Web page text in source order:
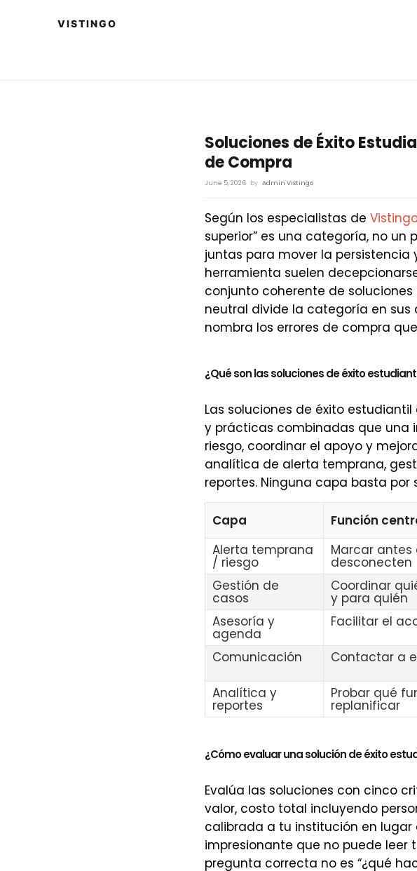
Soluciones de Éxito
de Compra
June 5, 2026 by Admin Vistingo
Según los especialistas de
superior” es una categoría, no
juntas para mover la persistencia
herramienta suelen
conjunto coherente de
neutral divide la categoría en sus
nombra los errores de compra
¿Qué son las soluciones de éxito
Las soluciones de éxito
y prácticas combinadas que una
riesgo, coordinar el apoyo y
analítica de alerta temprana,
reportes. Ninguna capa basta
Capa Función
Alerta temprana
/ riesgo
Marcar antes
desconecten
Gestión de
casos
Coordinar
y para quién
Asesoría y
agenda
Facilitar el
Comunicación
Contactar a
Analítica y
reportes
Probar qué
replanificar
¿Cómo evaluar una solución de éxito
Evalúa las soluciones con cinco
valor, costo total incluyendo
calibrada a tu institución en
impresionante que no puede leer
pregunta correcta no es “¿qué